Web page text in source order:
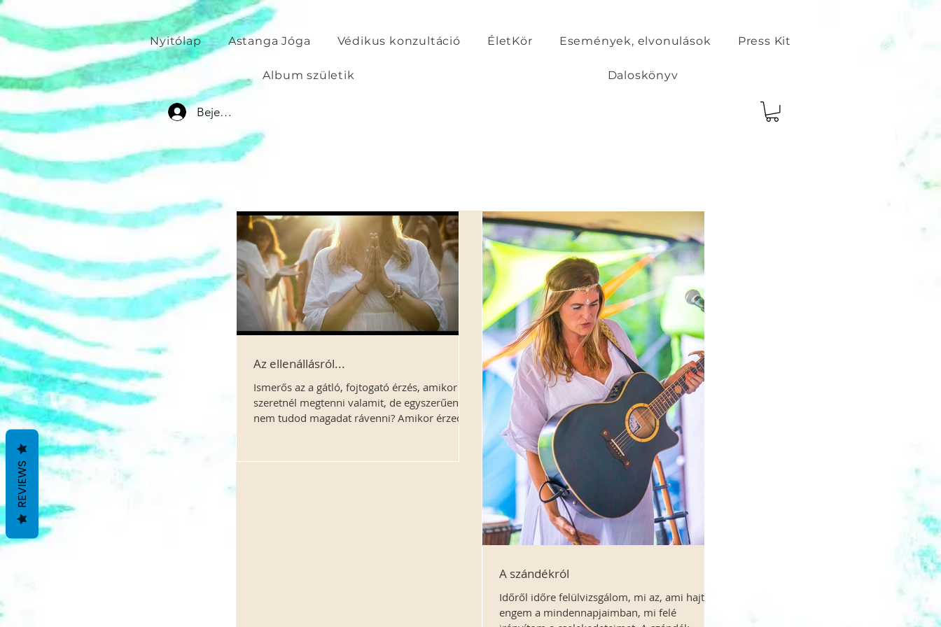
Nyitólap Astanga Jóga Védikus konzultáció ÉletKör Események, elvonulások Press Kit
Album születik Daloskönyv
Bejelentkezés
Az ellenállásról...
Ismerős az a gátló, fojtogató érzés, amikor
szeretnél megtenni valamit, de egyszerűen
nem tudod magadat rávenni? Amikor érzed,
A szándékról
Időről időre felülvizsgálom, mi az, ami hajt
engem a mindennapjaimban, mi felé
REVIEWS